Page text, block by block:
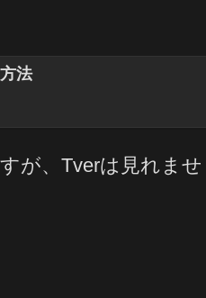
法
が、Tverは見れませ